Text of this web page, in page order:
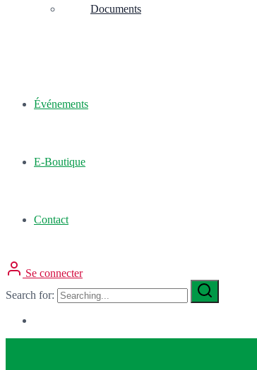
Documents
Événements
E-Boutique
Contact
Se connecter
Search for: